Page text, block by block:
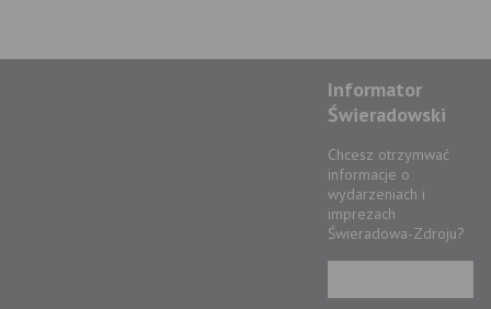
Informator
Świeradowski
Chcesz otrzymwać
informacje o
wydarzeniach i
imprezach
Świeradowa-Zdroju?